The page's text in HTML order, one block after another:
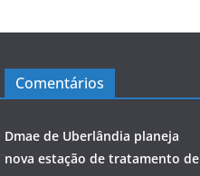
Comentários
Dmae de Uberlândia planeja
nova estação de tratamento de